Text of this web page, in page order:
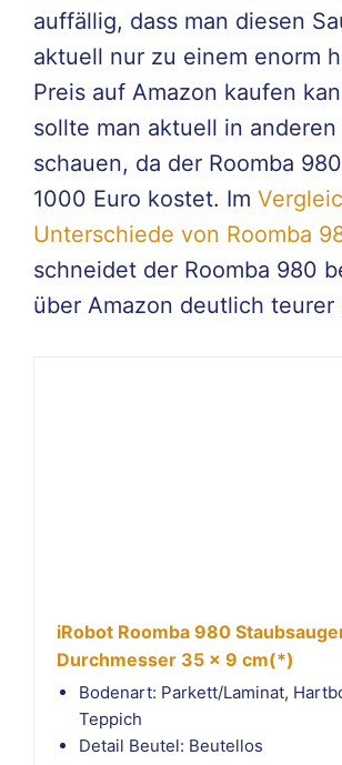
auffällig, dass man diesen
aktuell nur zu einem enorm
Preis auf Amazon kaufen
sollte man aktuell in anderen
schauen, da der Roomba
1000 Euro kostet. Im
Unterschiede von Roomba
schneidet der Roomba 980
über Amazon deutlich teurer
iRobot Roomba 980
Durchmesser 35 x 9 cm(*)
Bodenart: Parkett/Laminat,
Teppich
Detail Beutel: Beutellos